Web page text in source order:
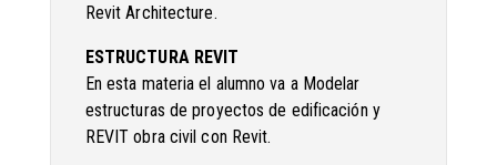
Revit Architecture.
ESTRUCTURA REVIT
En esta materia el alumno va a Modelar
estructuras de proyectos de edificación y
REVIT obra civil con Revit.